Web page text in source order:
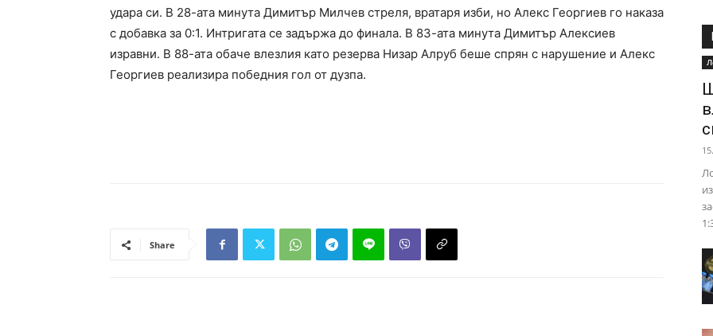
удара си. В 28-ата минута Димитър Милчев стреля, вратаря изби, но Алекс Георгиев го наказа
с добавка за 0:1. Интригата се задържа до финала. В 83-ата минута Димитър Алексиев
изравни. В 88-ата обаче влезлия като резерва Низар Алруб беше спрян с нарушение и Алекс
Георгиев реализира победния гол от дузпа.
Share